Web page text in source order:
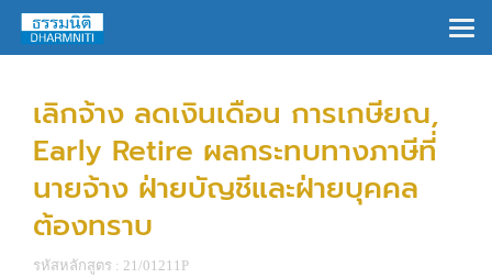
เลิกจ้าง ลดเงินเดือน การเกษียณ,
Early Retire ผลกระทบทางภาษีที่
นายจ้าง ฝ่ายบัญชีและฝ่ายบุคคล
ต้องทราบ
รหัสหลักสูตร : 21/01211P
×